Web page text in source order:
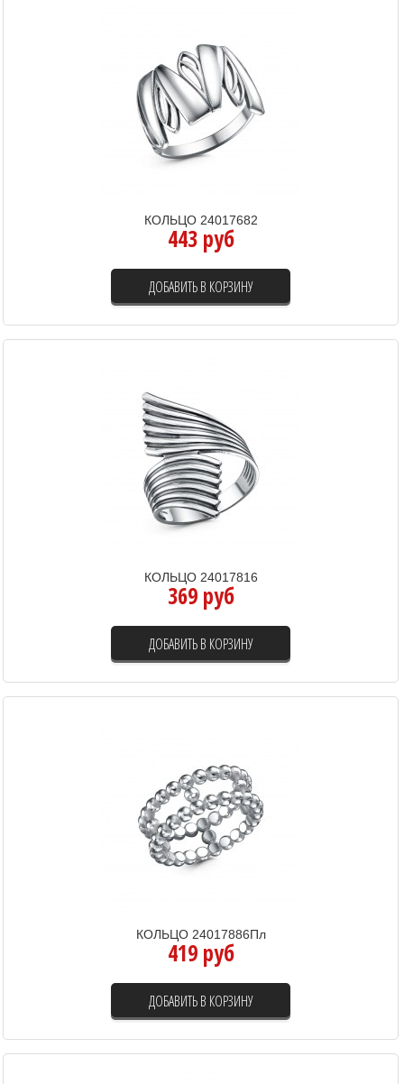
КОЛЬЦО 24017682
443 руб
ДОБАВИТЬ В КОРЗИНУ
КОЛЬЦО 24017816
369 руб
ДОБАВИТЬ В КОРЗИНУ
КОЛЬЦО 24017886Пл
419 руб
ДОБАВИТЬ В КОРЗИНУ